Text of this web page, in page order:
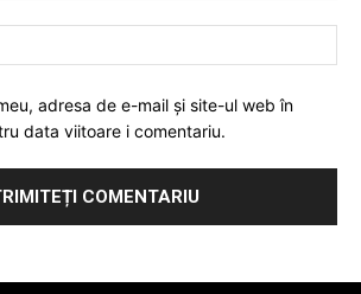
adresa de e-mail și site-ul web în
data viitoare i comentariu.